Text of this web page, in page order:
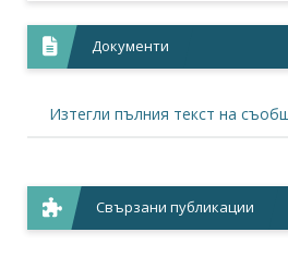
Документи
Изтегли пълния текст на
Свързани публикации